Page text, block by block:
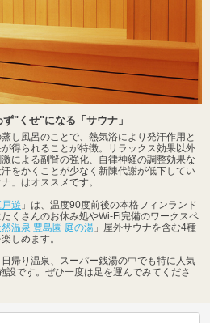
"くせ"になる「サウナ」
し風呂のことで、熱気浴により発汗作用と
得られることが特徴。リラックス効果以外
による副腎の強化、自律神経の調整効果な
をかくことが少なく新陳代謝が低下してい
」はオススメです。
遊 」は、温度90度前後の本格フィンランド
くさんのお休み処やWi-Fi完備のワークスペ
温泉 豊島園 庭の湯 」屋外サウナを含む4種
しめます。
帰り温泉、スーパー銭湯の中でも特に人気
設です。ぜひ一度は足を運んでみてくださ